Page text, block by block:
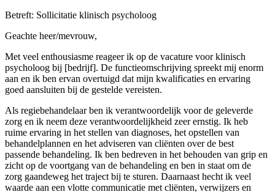
Betreft: Sollicitatie klinisch psycholoog
Geachte heer/mevrouw,
Met veel enthousiasme reageer ik op de vacature voor klinisch
psycholoog bij [bedrijf]. De functieomschrijving spreekt mij enorm
aan en ik ben ervan overtuigd dat mijn kwalificaties en ervaring
goed aansluiten bij de gestelde vereisten.
Als regiebehandelaar ben ik verantwoordelijk voor de geleverde
zorg en ik neem deze verantwoordelijkheid zeer ernstig. Ik heb
ruime ervaring in het stellen van diagnoses, het opstellen van
behandelplannen en het adviseren van cliënten over de best
passende behandeling. Ik ben bedreven in het behouden van grip en
zicht op de voortgang van de behandeling en ben in staat om de
zorg gaandeweg het traject bij te sturen. Daarnaast hecht ik veel
waarde aan een vlotte communicatie met cliënten, verwijzers en